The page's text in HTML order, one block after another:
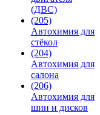
(ДВС)
(205)
Автохимия для
стёкол
(204)
Автохимия для
салона
(206)
Автохимия для
шин и дисков